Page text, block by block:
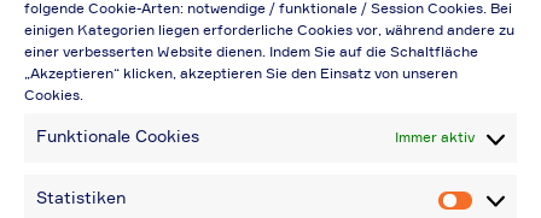
folgende Cookie-Arten: notwendige / funktionale / Session Cookies. Bei
einigen Kategorien liegen erforderliche Cookies vor, während andere zu
einer verbesserten Website dienen. Indem Sie auf die Schaltfläche
„Akzeptieren“ klicken, akzeptieren Sie den Einsatz von unseren
Cookies.
Funktionale Cookies Immer aktiv
Statistiken
Handelsbetriebe (Netto-Preis, ohne
Rabattabzug)
Falls durch Falschangaben im Bestellformular
Bei Rückfragen können Sie uns über die E-